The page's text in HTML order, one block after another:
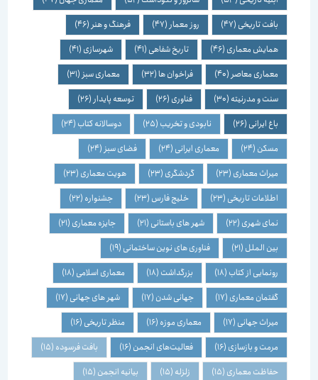
بافت تاریخی(47) روز معمار(47) فرهنگ و هنر(46)
همایش معماری(46) تاریخ شفاهی(41) شهرسازی(41)
معماری معاصر(40) فراخوان ها(32) معماری سبز(31)
سنت و مدرنیته(30) فناوری(26) توسعه پایدار(26)
باغ ایرانی(26) نابودی و تخریب(25) دوسالانه کتاب(24)
مسکن(24) معماری ایرانی(24) فضای سبز(24)
میراث معماری(23) گردشگری(23) هویت معماری(23)
اطلاعات تاریخی(23) خلیج فارس(23) جشنواره(22)
نمای شهری(22) شهر های باستانی(21) جایزه معماری(21)
بین الملل(21) فناوری های نوین ساختمانی(19)
رونمایی از کتاب(18) بزرگداشت(18) معماری اسلامی(18)
گفتمان معماری(17) جهانی شدن(17) شهر های جهانی(17)
میراث جهانی(17) معماری موزه(16) منظر تاریخی(16)
مرمت و بازسازی(16) فعالیت‌های انجمن(16) بافت فرسوده(15)
حفاظت معماری(15) زلزله(15) بیانیه انجمن(15)